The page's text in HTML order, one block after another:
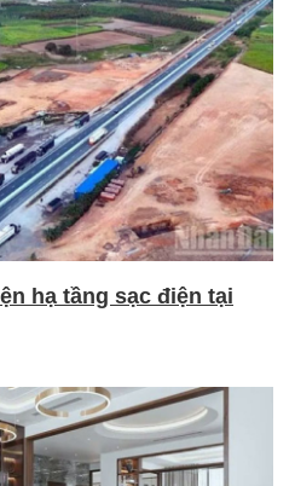
hạ tầng sạc điện tại